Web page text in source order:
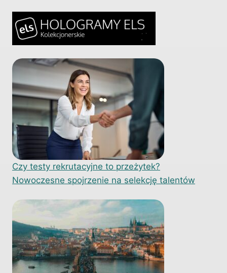
Czy testy rekrutacyjne to przeżytek?
Nowoczesne spojrzenie na selekcję talentów